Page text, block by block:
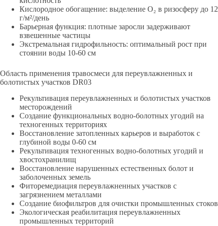
Кислородное обогащение: выделение O₂ в ризосферу до 12
г/м²/день
Барьерная функция: плотные заросли задерживают
взвешенные частицы
Экстремальная гидрофильность: оптимальный рост при
стоянии воды 10-60 см
Область применения травосмеси для переувлажненных и
болотистых участков DR03
Рекультивация переувлажненных и болотистых участков
месторождений
Создание функциональных водно-болотных угодий на
техногенных территориях
Восстановление затопленных карьеров и выработок с
глубиной воды 0-60 см
Рекультивация техногенных водно-болотных угодий и
хвостохранилищ
Восстановление нарушенных естественных болот и
заболоченных земель
Фиторемедиация переувлажненных участков с
загрязнением металлами
Создание биофильтров для очистки промышленных стоков
Экологическая реабилитация переувлажненных
промышленных территорий